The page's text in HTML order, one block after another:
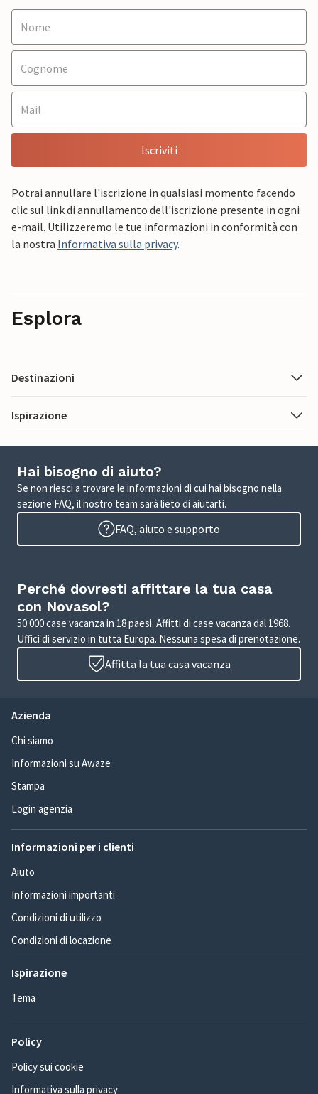
Iscriviti
Potrai annullare l'iscrizione in qualsiasi momento facendo
clic sul link di annullamento dell'iscrizione presente in ogni
e-mail. Utilizzeremo le tue informazioni in conformità con
la nostra Informativa sulla privacy.
Esplora
Destinazioni
Ispirazione
Hai bisogno di aiuto?
Se non riesci a trovare le informazioni di cui hai bisogno nella
sezione FAQ, il nostro team sarà lieto di aiutarti.
FAQ, aiuto e supporto
Perché dovresti affittare la tua casa
con Novasol?
50.000 case vacanza in 18 paesi. Affitti di case vacanza dal 1968.
Uffici di servizio in tutta Europa. Nessuna spesa di prenotazione.
Affitta la tua casa vacanza
Azienda
Chi siamo
Informazioni su Awaze
Stampa
Login agenzia
Informazioni per i clienti
Aiuto
Informazioni importanti
Condizioni di utilizzo
Condizioni di locazione
Ispirazione
Tema
Policy
Policy sui cookie
Informativa sulla privacy